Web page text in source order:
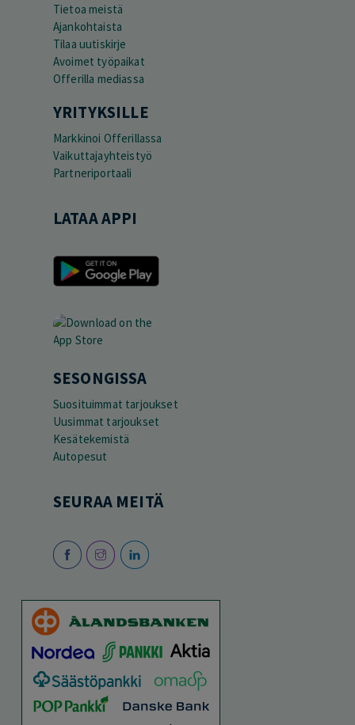
Tietoa meistä
Ajankohtaista
Tilaa uutiskirje
Avoimet työpaikat
Offerilla mediassa
YRITYKSILLE
Markkinoi Offerillassa
Vaikuttajayhteistyö
Partneriportaali
LATAA APPI
SESONGISSA
Suosituimmat tarjoukset
Uusimmat tarjoukset
Kesätekemistä
Autopesut
SEURAA MEITÄ